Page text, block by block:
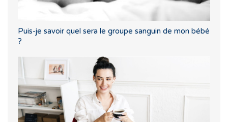
Puis-je savoir quel sera le groupe sanguin de mon bébé
?